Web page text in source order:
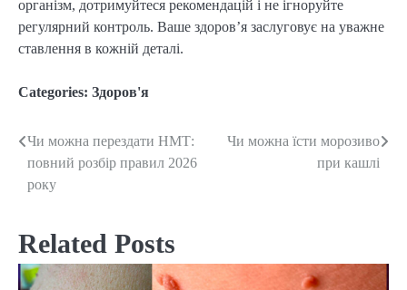
організм, дотримуйтеся рекомендацій і не ігноруйте
регулярний контроль. Ваше здоров’я заслуговує на уважне
ставлення в кожній деталі.
Categories: Здоров'я
Post
navigation
Чи можна перездати НМТ:
повний розбір правил 2026
року
Чи можна їсти морозиво
при кашлі
Related Posts